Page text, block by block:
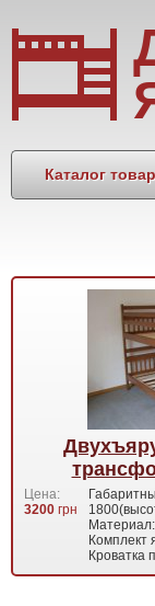
Каталог
Цена:
3200 грн
Комплект
Кроватка